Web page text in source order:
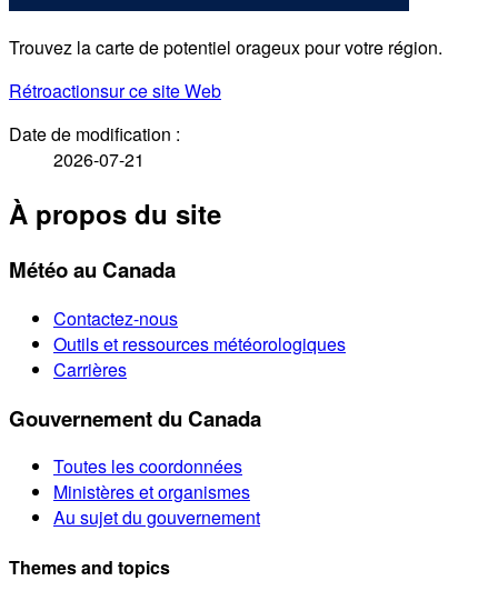
Trouvez la carte de potentiel orageux pour votre région.
Rétroactionsur ce site Web
Date de modification :
2026-07-21
À propos du site
Météo au Canada
Contactez-nous
Outils et ressources météorologiques
Carrières
Gouvernement du Canada
Toutes les coordonnées
Ministères et organismes
Au sujet du gouvernement
Themes and topics